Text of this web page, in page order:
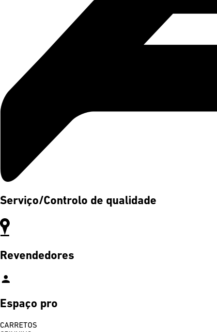
Serviço/Controlo de qualidade
Revendedores
person
Espaço pro
CARRETOS